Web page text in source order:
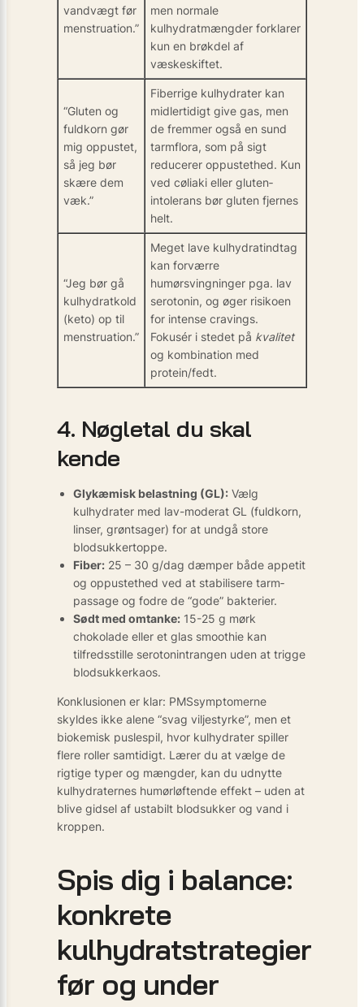
vandvægt før
menstruation.”
men normale
kulhydratmængder forklarer
kun en brøkdel af
væskeskiftet.
“Gluten og
fuldkorn gør
mig oppustet,
så jeg bør
skære dem
væk.”
Fiber­rige kulhydrater kan
midlertidigt give gas, men
de fremmer også en sund
tarmflora, som på sigt
reducerer oppustethed. Kun
ved cøliaki eller gluten­
intolerans bør gluten fjernes
helt.
“Jeg bør gå
kulhydratkold
(keto) op til
menstruation.”
Meget lave kulhydrat­indtag
kan forværre
humørsvingninger pga. lav
serotonin, og øger risikoen
for intense cravings.
Fokusér i stedet på kvalitet
og kombination med
protein/fedt.
4. Nøgletal du skal
kende
Glykæmisk belastning (GL): Vælg
kulhydrater med lav-moderat GL (fuldkorn,
linser, grøntsager) for at undgå store
blodsukker­toppe.
Fiber: 25 – 30 g/dag dæmper både appetit
og oppustethed ved at stabilisere tarm­
passage og fodre de “gode” bakterier.
Sødt med omtanke: 15-25 g mørk
chokolade eller et glas smoothie kan
tilfredsstille serotonin­trangen uden at trigge
blodsukker­kaos.
Konklusionen er klar: PMS­symptomerne
skyldes ikke alene “svag viljestyrke”, men et
biokemisk puslespil, hvor kulhydrater spiller
flere roller samtidigt. Lærer du at vælge de
rigtige typer og mængder, kan du udnytte
kulhydraternes humør­løftende effekt – uden at
blive gidsel af ustabilt blodsukker og vand i
kroppen.
Spis dig i balance:
konkrete
kulhydratstrategier
før og under